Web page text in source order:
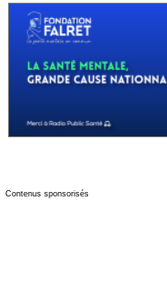
Contenus sponsorisés